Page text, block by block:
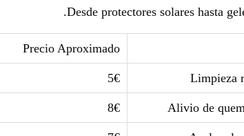
Desde protectores solares hasta
Precio Aproximado
Limpieza
5€
Alivio de
8€